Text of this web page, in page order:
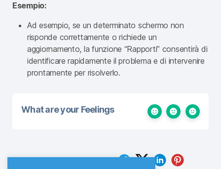
Esempio:
Ad esempio, se un determinato schermo non
risponde correttamente o richiede un
aggiornamento, la funzione “Rapporti” consentirà di
identificare rapidamente il problema e di intervenire
prontamente per risolverlo.
What are your Feelings